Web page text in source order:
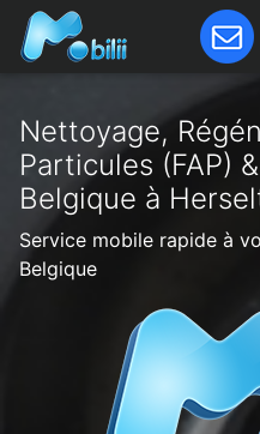
Nettoyage,
Particules (FAP)
Belgique à
Service mobile rapide à
Belgique